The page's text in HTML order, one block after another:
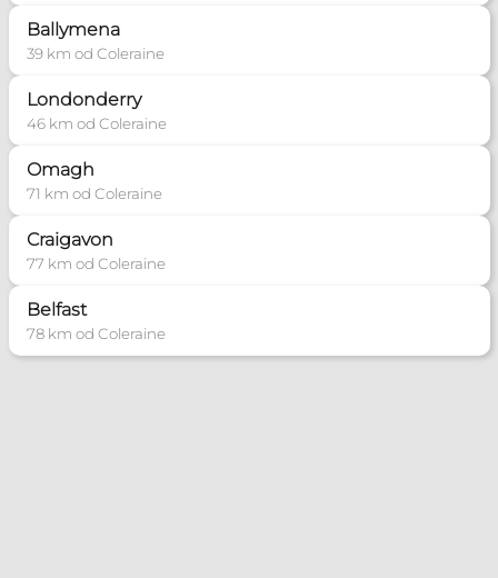
Ballymena
39 km od Coleraine
Londonderry
46 km od Coleraine
Omagh
71 km od Coleraine
Craigavon
77 km od Coleraine
Belfast
78 km od Coleraine